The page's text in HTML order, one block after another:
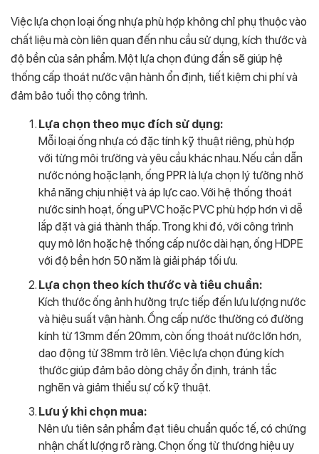
Việc lựa chọn loại ống nhựa phù hợp không chỉ phụ thuộc vào
chất liệu mà còn liên quan đến nhu cầu sử dụng, kích thước và
độ bền của sản phẩm. Một lựa chọn đúng đắn sẽ giúp hệ
thống cấp thoát nước vận hành ổn định, tiết kiệm chi phí và
đảm bảo tuổi thọ công trình.
Lựa chọn theo mục đích sử dụng:
Mỗi loại ống nhựa có đặc tính kỹ thuật riêng, phù hợp
với từng môi trường và yêu cầu khác nhau. Nếu cần dẫn
nước nóng hoặc lạnh, ống PPR là lựa chọn lý tưởng nhờ
khả năng chịu nhiệt và áp lực cao. Với hệ thống thoát
nước sinh hoạt, ống uPVC hoặc PVC phù hợp hơn vì dễ
lắp đặt và giá thành thấp. Trong khi đó, với công trình
quy mô lớn hoặc hệ thống cấp nước dài hạn, ống HDPE
với độ bền hơn 50 năm là giải pháp tối ưu.
Lựa chọn theo kích thước và tiêu chuẩn:
Kích thước ống ảnh hưởng trực tiếp đến lưu lượng nước
và hiệu suất vận hành. Ống cấp nước thường có đường
kính từ 13mm đến 20mm, còn ống thoát nước lớn hơn,
dao động từ 38mm trở lên. Việc lựa chọn đúng kích
thước giúp đảm bảo dòng chảy ổn định, tránh tắc
nghẽn và giảm thiểu sự cố kỹ thuật.
Lưu ý khi chọn mua:
Nên ưu tiên sản phẩm đạt tiêu chuẩn quốc tế, có chứng
nhận chất lượng rõ ràng. Chọn ống từ thương hiệu uy